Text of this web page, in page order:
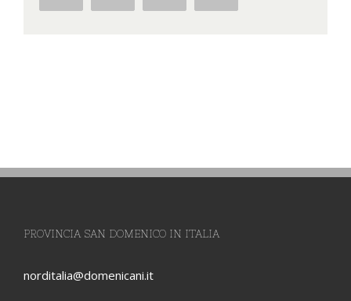
PROVINCIA SAN DOMENICO IN ITALIA
norditalia@domenicani.it